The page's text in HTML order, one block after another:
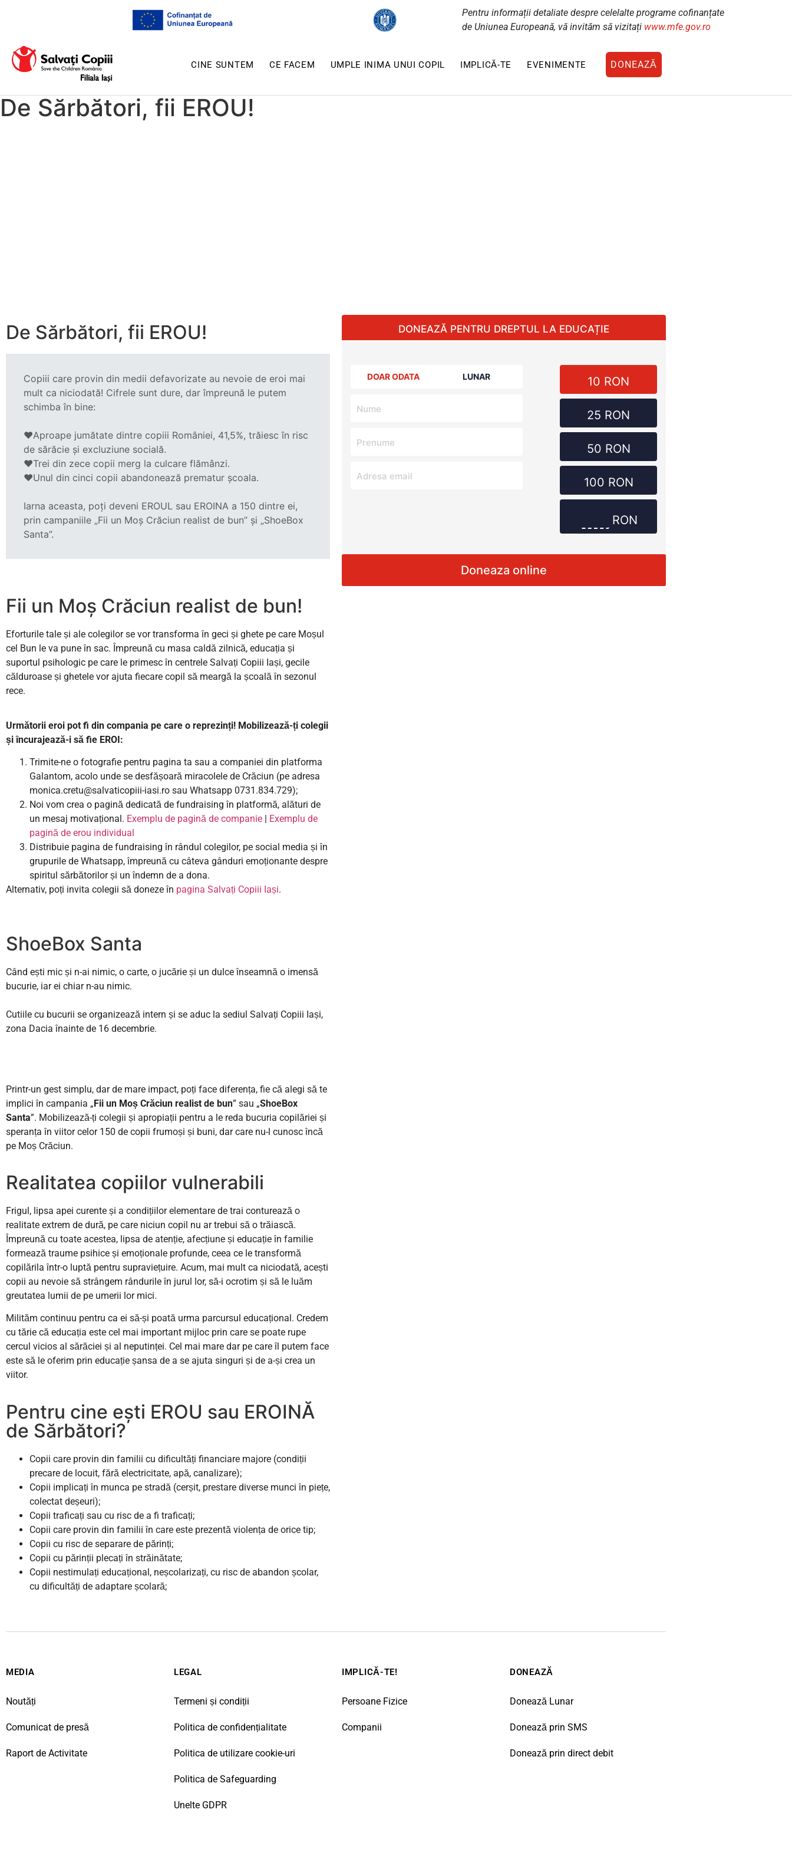
Pentru informații detaliate despre celelalte programe cofinanțate
de Uniunea Europeană, vă invităm să vizitați www.mfe.gov.ro
CINE SUNTEM CE FACEM UMPLE INIMA UNUI COPIL IMPLICĂ-TE EVENIMENTE DONEAZĂ
De Sărbători, fii EROU!
De Sărbători, fii EROU!
Copiii care provin din medii defavorizate au nevoie de eroi mai
mult ca niciodată! Cifrele sunt dure, dar împreună le putem
schimba în bine:
❤️Aproape jumătate dintre copiii României, 41,5%, trăiesc în risc
de sărăcie și excluziune socială.
❤️Trei din zece copii merg la culcare flămânzi.
❤️Unul din cinci copii abandonează prematur școala.
Iarna aceasta, poți deveni EROUL sau EROINA a 150 dintre ei,
prin campaniile „Fii un Moș Crăciun realist de bun” și „ShoeBox
Santa”.
Fii un Moș Crăciun realist de bun!
Eforturile tale și ale colegilor se vor transforma în geci și ghete pe care Moșul
cel Bun le va pune în sac. Împreună cu masa caldă zilnică, educația și
suportul psihologic pe care le primesc în centrele Salvați Copiii Iași, gecile
călduroase și ghetele vor ajuta fiecare copil să meargă la școală în sezonul
rece.
Următorii eroi pot fi din compania pe care o reprezinți! Mobilizează-ți colegii
și încurajează-i să fie EROI:
Trimite-ne o fotografie pentru pagina ta sau a companiei din platforma
Galantom, acolo unde se desfășoară miracolele de Crăciun (pe adresa
monica.cretu@salvaticopiii-iasi.ro sau Whatsapp 0731.834.729);
Noi vom crea o pagină dedicată de fundraising în platformă, alături de
un mesaj motivațional. Exemplu de pagină de companie
Exemplu de
pagină de erou individual
Distribuie pagina de fundraising în rândul colegilor, pe social media și în
grupurile de Whatsapp, împreună cu câteva gânduri emoționante despre
spiritul sărbătorilor și un îndemn de a dona.
Alternativ, poți invita colegii să doneze în pagina Salvați Copiii Iași.
ShoeBox Santa
Când ești mic și n-ai nimic, o carte, o jucărie și un dulce înseamnă o imensă
bucurie, iar ei chiar n-au nimic.
Cutiile cu bucurii se organizează intern și se aduc la sediul Salvați Copiii Iași,
zona Dacia înainte de 16 decembrie.
Printr-un gest simplu, dar de mare impact, poți face diferența, fie că alegi să te
implici în campania „Fii un Moș Crăciun realist de bun” sau „ShoeBox
Santa”. Mobilizează-ți colegii și apropiații pentru a le reda bucuria copilăriei și
speranța în viitor celor 150 de copii frumoși și buni, dar care nu-l cunosc încă
pe Moș Crăciun.
Realitatea copiilor vulnerabili
Frigul, lipsa apei curente și a condițiilor elementare de trai conturează o
realitate extrem de dură, pe care niciun copil nu ar trebui să o trăiască.
Împreună cu toate acestea, lipsa de atenție, afecțiune și educație în familie
formează traume psihice și emoționale profunde, ceea ce le transformă
copilărila într-o luptă pentru supraviețuire. Acum, mai mult ca niciodată, acești
copii au nevoie să strângem rândurile în jurul lor, să-i ocrotim și să le luăm
greutatea lumii de pe umerii lor mici.
Milităm continuu pentru ca ei să-și poată urma parcursul educațional. Credem
cu tărie că educația este cel mai important mijloc prin care se poate rupe
cercul vicios al sărăciei și al neputinței. Cel mai mare dar pe care îl putem face
este să le oferim prin educație șansa de a se ajuta singuri și de a-și crea un
viitor.
Pentru cine ești EROU sau EROINĂ
de Sărbători?
Copii care provin din familii cu dificultăți financiare majore (condiții
precare de locuit, fără electricitate, apă, canalizare);
Copii implicați în munca pe stradă (cerșit, prestare diverse munci în piețe,
colectat deșeuri);
Copii traficați sau cu risc de a fi traficați;
Copii care provin din familii în care este prezentă violența de orice tip;
Copii cu risc de separare de părinți;
Copii cu părinții plecați în străinătate;
Copii nestimulați educațional, neșcolarizați, cu risc de abandon școlar,
cu dificultăți de adaptare școlară;
DONEAZĂ PENTRU DREPTUL LA EDUCAȚIE
DOAR ODATA LUNAR 10 RON
25 RON
50 RON
100 RON
RON
MEDIA
Noutăți
Comunicat de presă
Raport de Activitate
LEGAL
Termeni și condiții
Politica de confidențialitate
Politica de utilizare cookie-uri
Politica de Safeguarding
Unelte GDPR
IMPLICĂ-TE!
Persoane Fizice
Companii
DONEAZĂ
Donează Lunar
Donează prin SMS
Donează prin direct debit